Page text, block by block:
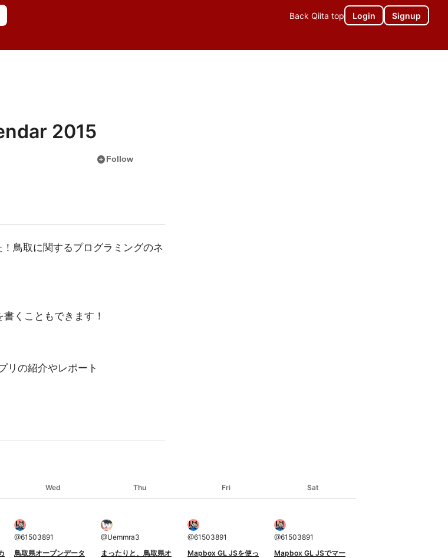
Back Qiita top Login Signup
2015
add_circleFollow
鳥取に関するプログラミングのネ
くこともできます！
リの紹介やレポート
Wed Thu Fri Sat
@61503891
鳥取県オープンデータ
@Uemmra3
まったりと、鳥取県オ
@61503891
Mapbox GL JSを使っ
@61503891
Mapbox GL JSでマー